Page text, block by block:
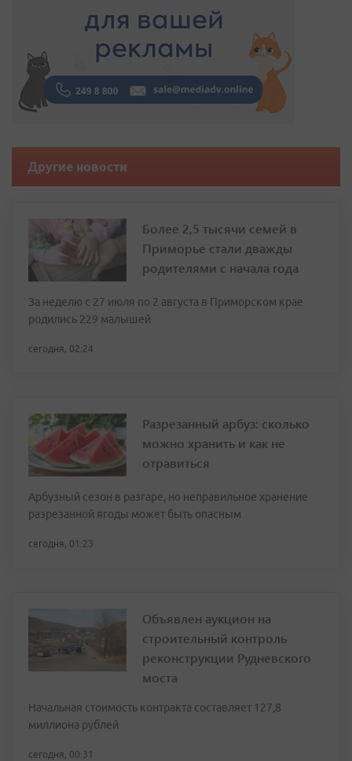
Другие новости
Более 2,5 тысячи семей в
Приморье стали дважды
родителями с начала года
За неделю с 27 июля по 2 августа в Приморском крае
родились 229 малышей
сегодня, 02:24
Разрезанный арбуз: сколько
можно хранить и как не
отравиться
Арбузный сезон в разгаре, но неправильное хранение
разрезанной ягоды может быть опасным
сегодня, 01:23
Объявлен аукцион на
строительный контроль
реконструкции Рудневского
моста
Начальная стоимость контракта составляет 127,8
миллиона рублей
сегодня, 00:31